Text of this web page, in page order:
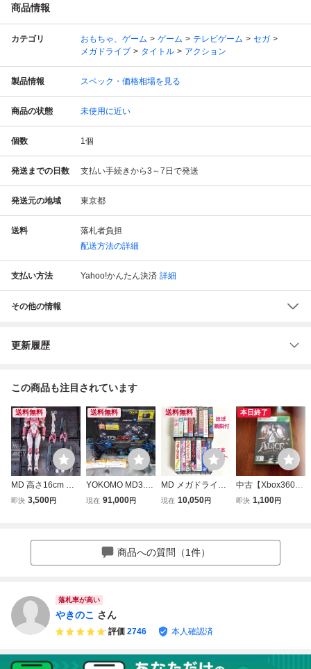
商品情報
カテゴリ おもちゃ、ゲーム ゲーム テレビゲーム
セガ
メガドライブ
タイトル アクション
製品情報 スペック・価格相場を見る
商品の状態 未使用に近い
個数 1個
発送までの日数 支払い手続きから3～7日で発送
発送元の地域 東京都
送料
落札者負担
配送方法の詳細
支払い方法 Yahoo!かんたん決済 詳細
その他の情報
更新履歴
この商品も注目されています
送料無料
MD 高さ16cm ア
ーシー Arcee 普通
即決 3,500円
送料無料
YOKOMO MD3.0
ESC、モーター、
現在 91,000円
送料無料
MD メガドライブ
ソフト 15本セッ
ーハングオン 他
まとめ売り 動作確
現在 10,050円
本日終了
中古【Xbox360】
アリス マッドネス
即決 1,100円
商品への質問（1件）
落札率が高い
やきのこ さん
評価 2746 本人確認済